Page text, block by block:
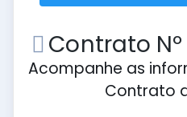
Contrato Nº
Acompanhe as
Contrato